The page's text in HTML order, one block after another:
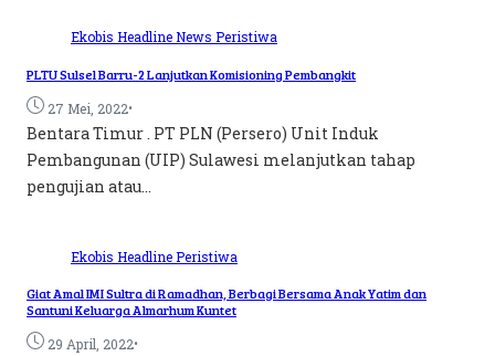
Ekobis HeadlineNews Peristiwa
PLTU Sulsel Barru-2 Lanjutkan Komisioning Pembangkit
27 Mei, 2022•
Bentara Timur . PT PLN (Persero) Unit Induk
Pembangunan (UIP) Sulawesi melanjutkan tahap
pengujian atau...
Ekobis HeadlinePeristiwa
Giat Amal IMI Sultra di Ramadhan, Berbagi Bersama Anak Yatim dan
Santuni Keluarga Almarhum Kuntet
29 April, 2022•